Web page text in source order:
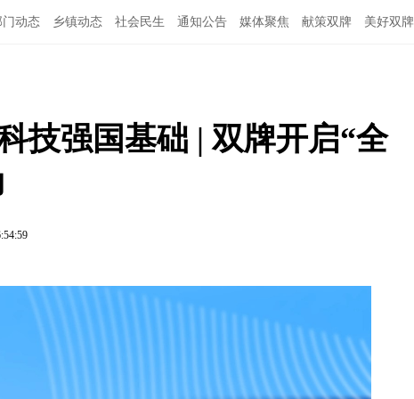
门动态 乡镇动态 社会民生 通知公告 媒体聚焦 献策双牌 美好双牌
技强国基础 | 双牌开启“全